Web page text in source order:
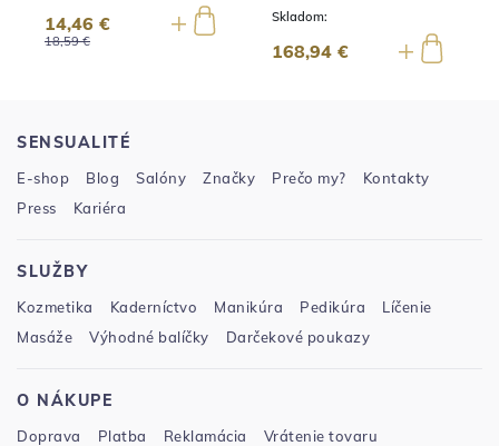
18,59 €
14,46 € Skladom:
168,94 €
SENSUALITÉ
E-shop Blog Salóny Značky Prečo my?
Kontakty
Press
Kariéra
SLUŽBY
Kozmetika Kaderníctvo Manikúra Pedikúra
Líčenie
Masáže
Výhodné balíčky Darčekové poukazy
O NÁKUPE
Doprava Platba Reklamácia
Vrátenie tovaru